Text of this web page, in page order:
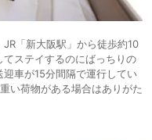
JR「新大阪駅」から徒歩約10
ステイするのにばっちりの
車が15分間隔で運行してい
い荷物がある場合はありがた